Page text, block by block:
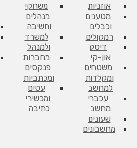
אוזניות
מטענים
וכבלים
רמקולים
דיסק
און-קי
משטחים
ומקלדות
למחשב
עכברי
מחשב
שעונים
מחשבונים
משחקי
מנהלים
וחשיבה
למשרד
ולמנהל
מחברות
פנקסים
ומכתביות
עטים
ומכשירי
כתיבה